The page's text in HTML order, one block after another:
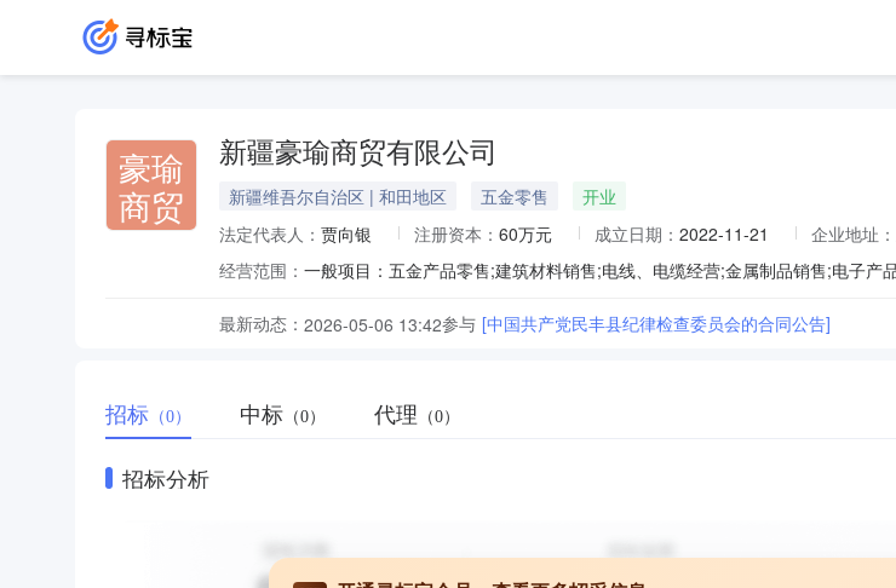
豪瑜
商贸
新疆豪瑜商贸有限公司
新疆维吾尔自治区 | 和田地区 五金零售
开业
法定代表人： 贾向银 注册资本： 60万元 成立日期： 2022-11-21 企业地址：
经营范围：
最新动态： 2026-05-06 13:42参与 [中国共产党民丰县纪律检查委员会的合同公告]
招标 （0） 中标 （0） 代理 （0）
招标分析